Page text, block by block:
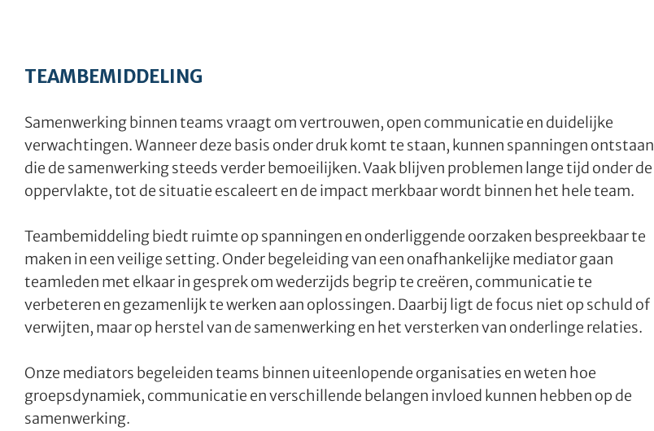
TEAMBEMIDDELING
Samenwerking binnen teams vraagt om vertrouwen, open communicatie en duidelijke
verwachtingen. Wanneer deze basis onder druk komt te staan, kunnen spanningen ontstaan
die de samenwerking steeds verder bemoeilijken. Vaak blijven problemen lange tijd onder de
oppervlakte, tot de situatie escaleert en de impact merkbaar wordt binnen het hele team.
Teambemiddeling biedt ruimte op spanningen en onderliggende oorzaken bespreekbaar te
maken in een veilige setting. Onder begeleiding van een onafhankelijke mediator gaan
teamleden met elkaar in gesprek om wederzijds begrip te creëren, communicatie te
verbeteren en gezamenlijk te werken aan oplossingen. Daarbij ligt de focus niet op schuld of
verwijten, maar op herstel van de samenwerking en het versterken van onderlinge relaties.
Onze mediators begeleiden teams binnen uiteenlopende organisaties en weten hoe
groepsdynamiek, communicatie en verschillende belangen invloed kunnen hebben op de
samenwerking.